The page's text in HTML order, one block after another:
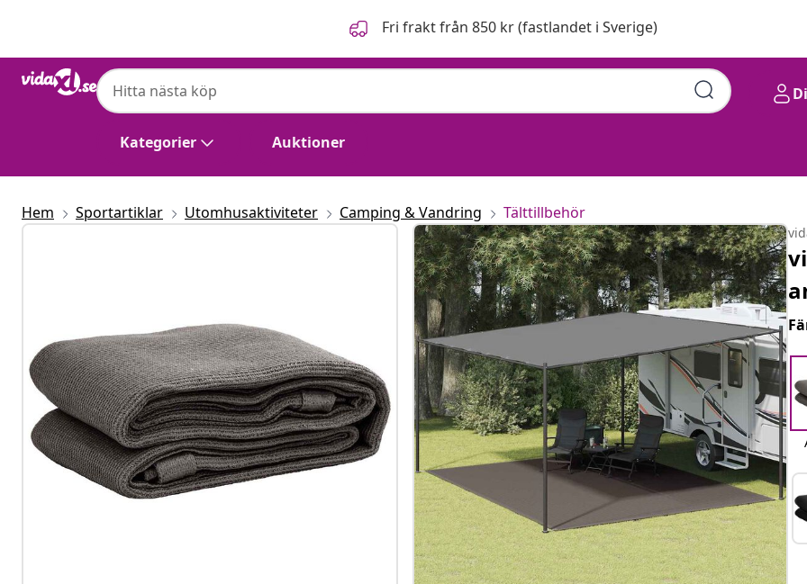
Fri frakt från 850 kr (fastlandet i Sverige)
Kategorier Auktioner
Hem Sportartiklar Utomhusaktiviteter Camping & Vandring Tälttillbehör